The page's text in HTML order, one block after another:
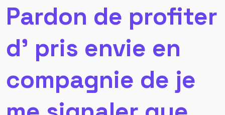
Pardon de profiter
d’ pris envie en
compagnie de je